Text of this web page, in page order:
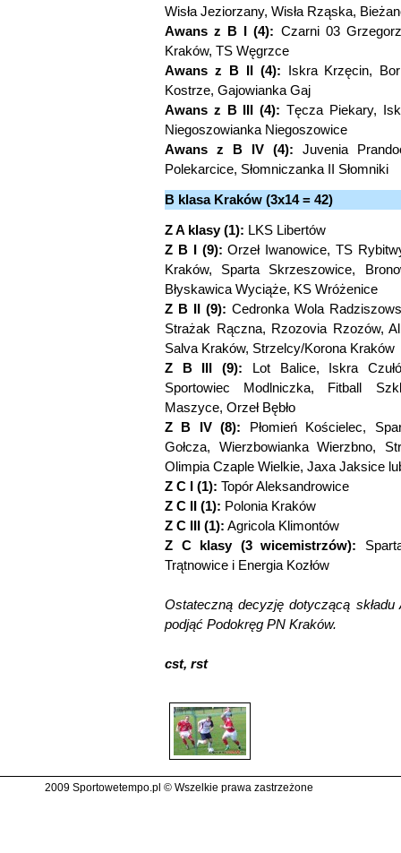
Wisła Jeziorzany, Wisła Rząska,
Awans z B I (4): Czarni 03
Kraków, TS Węgrzce
Awans z B II (4): Iskra Krzęcin,
Kostrze, Gajowianka Gaj
Awans z B III (4): Tęcza Piekary,
Niegoszowianka Niegoszowice
Awans z B IV (4): Juvenia
Polekarcice, Słomniczanka II Słomniki
B klasa Kraków (3x14 = 42)
Z A klasy (1): LKS Libertów
Z B I (9):Orzeł Iwanowice, TS
Kraków, Sparta Skrzeszowice,
Błyskawica Wyciąże, KS Wróżenice
Z B II (9): Cedronka Wola
Strażak Rączna, Rzozovia Rzozów,
Salva Kraków, Strzelcy/Korona Kraków
Z B III (9): Lot Balice, Iskra
Sportowiec Modlniczka, Fitball
Maszyce, Orzeł Bębło
Z B IV (8): Płomień Kościelec,
Gołcza, Wierzbowianka Wierzbno,
Olimpia Czaple Wielkie, Jaxa Jaksice
Z C I (1): Topór Aleksandrowice
Z C II (1): Polonia Kraków
Z C III (1): Agricola Klimontów
Z C klasy (3 wicemistrzów):
Trątnowice i Energia Kozłów
Ostateczną decyzję dotyczącą
podjąć Podokręg PN Kraków.
cst, rst
2009 Sportowetempo.pl © Wszelkie prawa zastrzeżone